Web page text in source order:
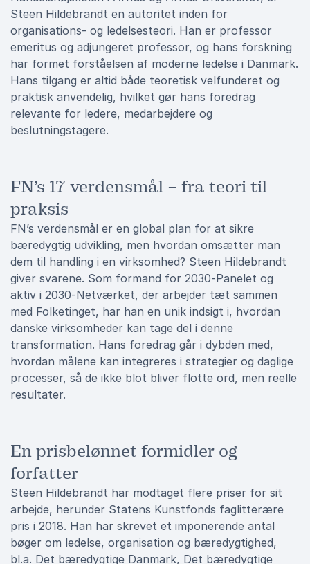
Steen Hildebrandt en autoritet inden for
organisations- og ledelsesteori. Han er professor
emeritus og adjungeret professor, og hans forskning
har formet forståelsen af moderne ledelse i Danmark.
Hans tilgang er altid både teoretisk velfunderet og
praktisk anvendelig, hvilket gør hans foredrag
relevante for ledere, medarbejdere og
beslutningstagere.
FN’s 17 verdensmål – fra teori til
praksis
FN’s verdensmål er en global plan for at sikre
bæredygtig udvikling, men hvordan omsætter man
dem til handling i en virksomhed? Steen Hildebrandt
giver svarene. Som formand for 2030-Panelet og
aktiv i 2030-Netværket, der arbejder tæt sammen
med Folketinget, har han en unik indsigt i, hvordan
danske virksomheder kan tage del i denne
transformation. Hans foredrag går i dybden med,
hvordan målene kan integreres i strategier og daglige
processer, så de ikke blot bliver flotte ord, men reelle
resultater.
En prisbelønnet formidler og
forfatter
Steen Hildebrandt har modtaget flere priser for sit
arbejde, herunder Statens Kunstfonds faglitterære
pris i 2018. Han har skrevet et imponerende antal
bøger om ledelse, organisation og bæredygtighed,
bl.a. Det bæredygtige Danmark, Det bæredygtige